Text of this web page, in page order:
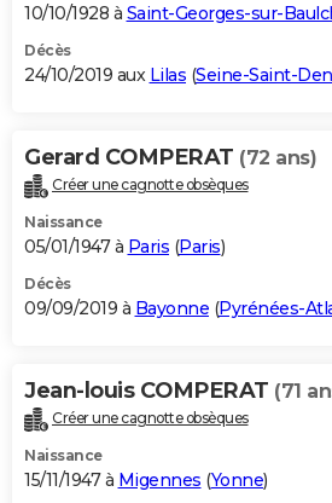
10/10/1928 à Saint-Georges-sur-
Décès
24/10/2019 aux Lilas (Seine-Saint-
Gerard COMPERAT (72 ans)
Créer une cagnotte obsèques
Naissance
05/01/1947 à Paris (Paris)
Décès
09/09/2019 à Bayonne (Pyrénées-
Jean-louis COMPERAT (71
Créer une cagnotte obsèques
Naissance
15/11/1947 à Migennes (Yonne)